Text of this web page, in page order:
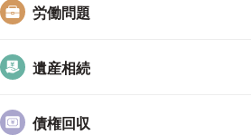
労働問題
遺産相続
債権回収